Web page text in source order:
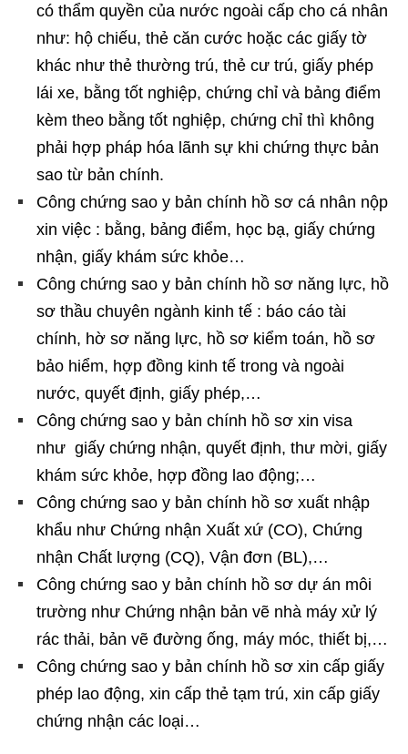
có thẩm quyền của nước ngoài cấp cho cá nhân
như: hộ chiếu, thẻ căn cước hoặc các giấy tờ
khác như thẻ thường trú, thẻ cư trú, giấy phép
lái xe, bằng tốt nghiệp, chứng chỉ và bảng điểm
kèm theo bằng tốt nghiệp, chứng chỉ thì không
phải hợp pháp hóa lãnh sự khi chứng thực bản
sao từ bản chính.
Công chứng sao y bản chính hồ sơ cá nhân nộp
xin việc : bằng, bảng điểm, học bạ, giấy chứng
nhận, giấy khám sức khỏe…
Công chứng sao y bản chính hồ sơ năng lực, hồ
sơ thầu chuyên ngành kinh tế : báo cáo tài
chính, hờ sơ năng lực, hồ sơ kiểm toán, hồ sơ
bảo hiểm, hợp đồng kinh tế trong và ngoài
nước, quyết định, giấy phép,…
Công chứng sao y bản chính hồ sơ xin visa
như giấy chứng nhận, quyết định, thư mời, giấy
khám sức khỏe, hợp đồng lao động;…
Công chứng sao y bản chính hồ sơ xuất nhập
khẩu như Chứng nhận Xuất xứ (CO), Chứng
nhận Chất lượng (CQ), Vận đơn (BL),…
Công chứng sao y bản chính hồ sơ dự án môi
trường như Chứng nhận bản vẽ nhà máy xử lý
rác thải, bản vẽ đường ống, máy móc, thiết bị,…
Công chứng sao y bản chính hồ sơ xin cấp giấy
phép lao động, xin cấp thẻ tạm trú, xin cấp giấy
chứng nhận các loại…